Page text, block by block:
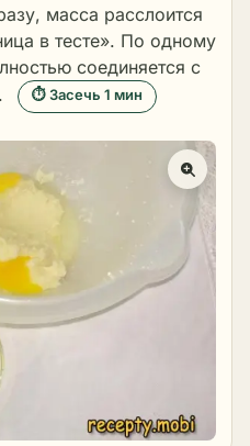
масса расслоится
в тесте». По одному
соединяется с
⏱ Засечь 1 мин